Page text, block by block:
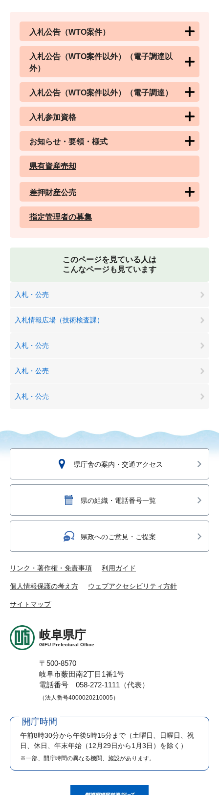
入札公告（WTO案件）
入札公告（WTO案件以外）（電子調達以
外）
入札公告（WTO案件以外）（電子調達）
入札参加資格
お知らせ・要領・様式
県有資産売却
差押財産公売
指定管理者の募集
このページを見ている人は
こんなページも見ています
入札・公売
入札情報広場（技術検査課）
入札・公売
入札・公売
入札・公売
県庁舎の案内・交通アクセス
県の組織・電話番号一覧
県政へのご意見・ご提案
リンク・著作権・免責事項 利用ガイド
個人情報保護の考え方 ウェブアクセシビリティ方針
サイトマップ
岐阜県庁
GIFU Prefectural Office
〒500-8570
岐阜市薮田南2丁目1番1号
電話番号 058-272-1111（代表）
（法人番号4000020210005）
開庁時間
午前8時30分から午後5時15分まで （土曜日、日曜日、祝
日、休日、年末年始（12月29日から1月3日）を除く）
※一部、開庁時間の異なる機関、施設があります。